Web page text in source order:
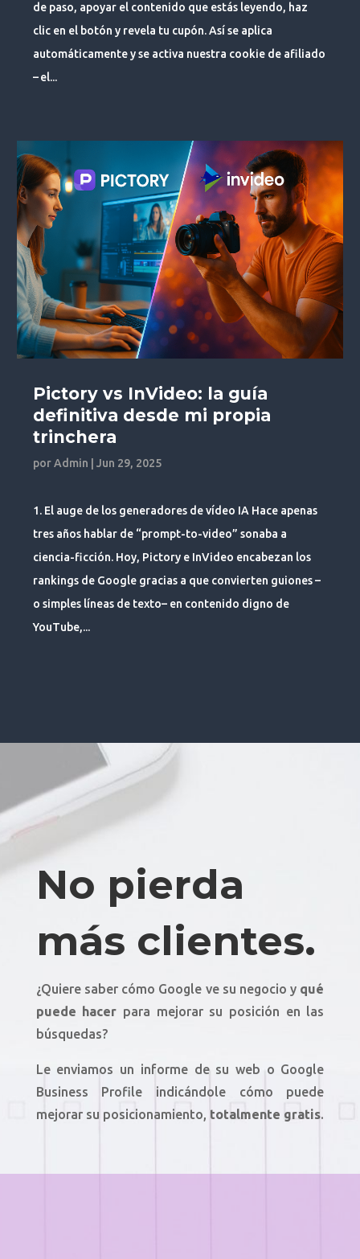
de paso, apoyar el contenido que estás leyendo, haz
clic en el botón y revela tu cupón. Así se aplica
automáticamente y se activa nuestra cookie de afiliado
– el...
Pictory vs InVideo: la guía
definitiva desde mi propia
trinchera
porAdmin |Jun 29, 2025
1. El auge de los generadores de vídeo IA Hace apenas
tres años hablar de “prompt-to-video” sonaba a
ciencia-ficción. Hoy, Pictory e InVideo encabezan los
rankings de Google gracias a que convierten guiones –
o simples líneas de texto– en contenido digno de
YouTube,...
No pierda
más clientes.
¿Quiere saber cómo Google ve su negocio y qué
puede hacer para mejorar su posición en las
búsquedas?
Le enviamos un informe de su web o Google
Business Profile indicándole cómo puede
mejorar su posicionamiento, totalmente gratis.